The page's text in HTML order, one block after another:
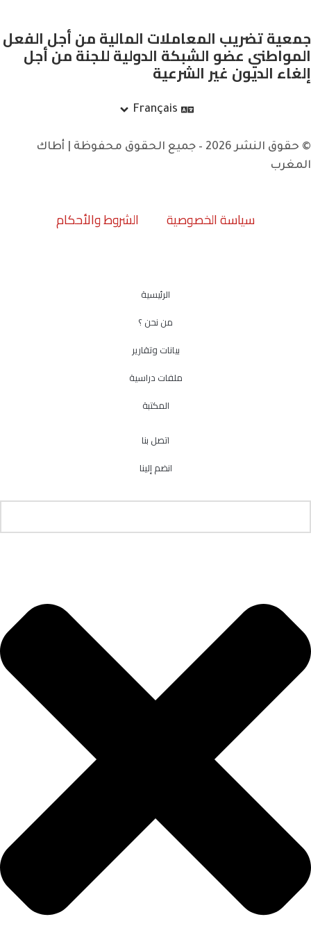
جمعية تضريب المعاملات المالية من أجل الفعل
المواطني عضو الشبكة الدولية للجنة من أجل
إلغاء الديون غير الشرعية
Français
© حقوق النشر 2026 – جميع الحقوق محفوظة | أطاك
المغرب
سياسة الخصوصية الشروط والأحكام
الرئيسية
من نحن ؟
بيانات وتقارير
ملفات دراسية
المكتبة
اتصل بنا
انضم إلينا